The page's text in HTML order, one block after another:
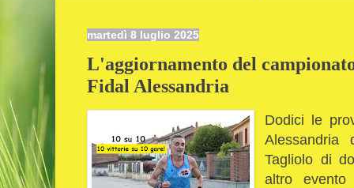
martedì 8 luglio 2025
L'aggiornamento del
Fidal Alessandria
Dodici le
Alessandria
Tagliolo di
altro